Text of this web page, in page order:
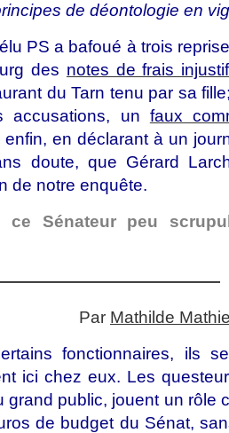
de déontologie en
PS a bafoué à trois
des notes de frais
du Tarn tenu par sa
accusations, un faux
enfin, en déclarant à un
doute, que Gérard
de notre enquête.
ce Sénateur peu
Par Mathilde
fonctionnaires, ils
ici chez eux. Les
grand public, jouent un rôle
de budget du Sénat,